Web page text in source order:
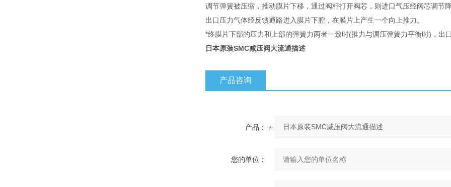
调节弹簧被压缩，推动膜片下移，通过阀杆打开阀芯，则进口气压经阀芯调节
出口压力气体经反馈通路进入膜片下腔，在膜片上产生一个向上推力。
*终膜片下部的压力和上部的弹簧力两者一致时(推力与调压弹簧力平衡时)，出
日本原装SMC减压阀大流通描述
产品咨询
产品：
您的单位：